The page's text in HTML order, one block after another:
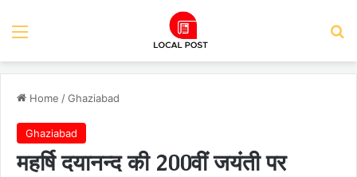
Menu
Home /Ghaziabad
Ghaziabad
महर्षि दयानन्द की 200वीं जयंती पर